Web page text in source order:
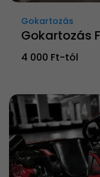
Gokartozás
Gokartozás
4 000 Ft-tól